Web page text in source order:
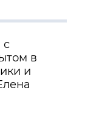
с
в
и